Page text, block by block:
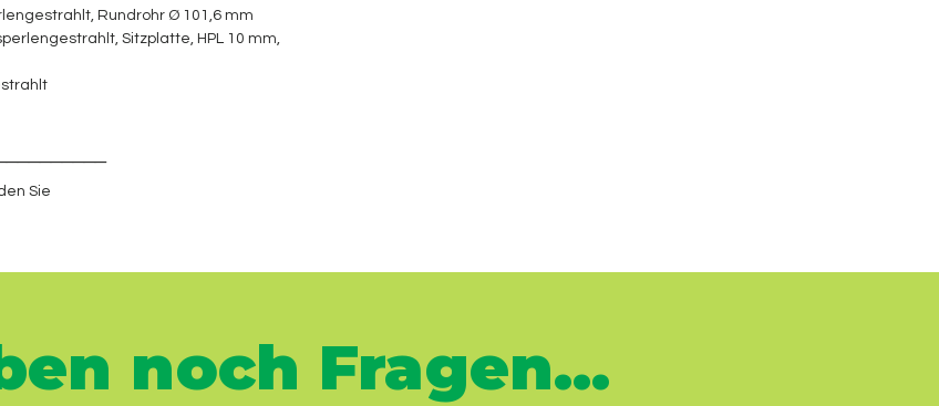
Rundrohr Ø 101,6 mm
Sitzplatte, HPL 10 mm,
Sie
noch Fragen...